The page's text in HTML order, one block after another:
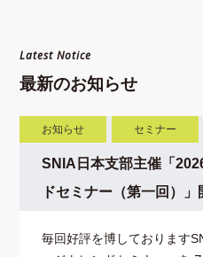
Latest Notice
最新のお知らせ
お知らせ セミナー
SNIA日本支部主催「
ドセミナー（第一回）
毎回好評を博しております